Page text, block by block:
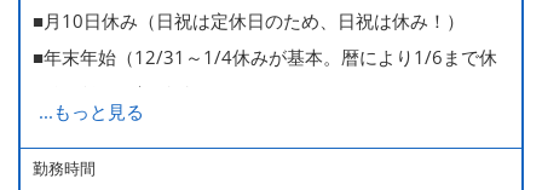
■月10日休み（日祝は定休日のため、日祝は休み！）
■年末年始（12/31～1/4休みが基本。暦により1/6まで休
みなどもございます）
■GW・お盆（暦通り）
■有給休暇
...もっと見る
勤務時間